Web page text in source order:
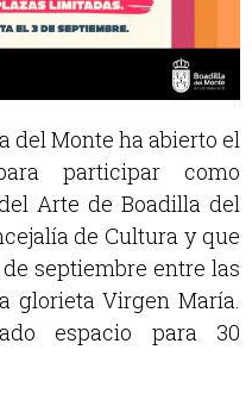
del Monte ha abierto el
participar como
Arte de Boadilla del
de Culturay que
septiembre entre las
glorieta Virgen María.
espacio para 30